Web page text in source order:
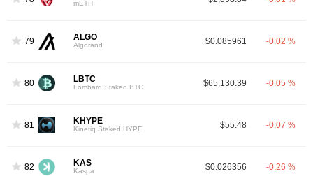
mETH
79 ALGO
Algorand $0.085961 -0.02 %
80 LBTC
Lombard Staked BTC $65,130.39 -0.05 %
81 KHYPE
Kinetiq Staked HYPE $55.48 -0.07 %
82 KAS
Kaspa $0.026356 -0.26 %